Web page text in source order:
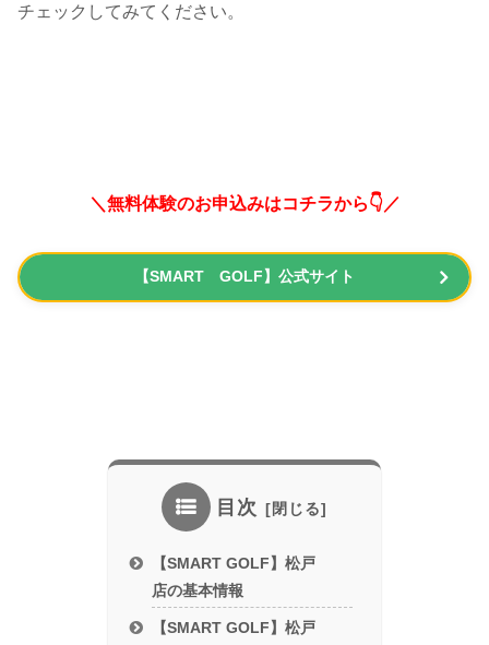
チェックしてみてください。
＼無料体験のお申込みはコチラから👇／
【SMART GOLF】公式サイト
目次
【SMART GOLF】松戸
店の基本情報
【SMART GOLF】松戸